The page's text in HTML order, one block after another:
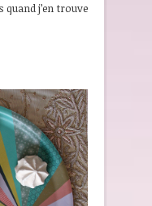
quand j’en trouve